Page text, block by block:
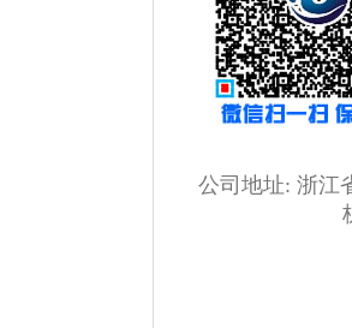
公司地址: 浙江
杭州